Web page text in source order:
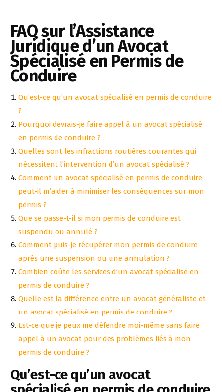
FAQ sur l’Assistance
Juridique d’un Avocat
Spécialisé en Permis de
Conduire
Qu’est-ce qu’un avocat spécialisé en permis de conduire
?
Pourquoi devrais-je faire appel à un avocat spécialisé
en permis de conduire ?
Quelles sont les infractions routières courantes qui
nécessitent l’intervention d’un avocat spécialisé ?
Comment un avocat spécialisé en permis de conduire
peut-il m’aider à minimiser les conséquences sur mon
permis ?
Que se passe-t-il si mon permis de conduire est
suspendu ou annulé ?
Comment puis-je récupérer mon permis de conduire
après une suspension ou une annulation ?
Combien coûte les services d’un avocat spécialisé en
permis de conduire ?
Quelle est la différence entre un avocat généraliste et
un avocat spécialisé en permis de conduire ?
Est-ce que je peux me défendre moi-même sans faire
appel à un avocat pour des problèmes liés à mon
permis de conduire ?
Qu’est-ce qu’un avocat